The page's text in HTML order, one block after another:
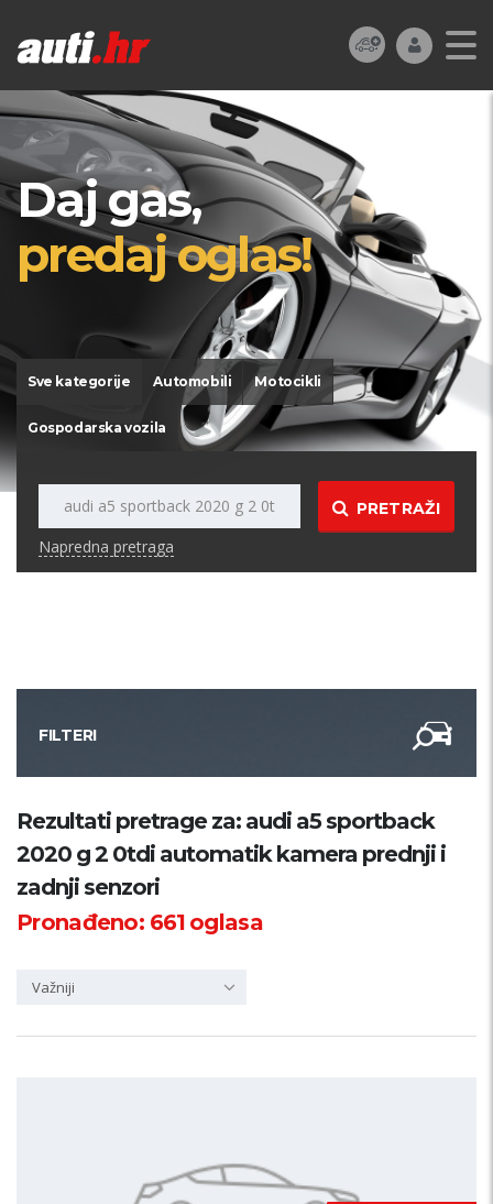
Daj gas,
predaj oglas!
Sve kategorije Automobili Motocikli
Gospodarska vozila
PRETRAŽI
Napredna pretraga
FILTERI
Kategorija
Županija
Samo sa slikom
Rezultati pretrage za: audi a5 sportback
2020 g 2 0tdi automatik kamera prednji i
zadnji senzori
Pronađeno: 661oglasa
Važniji